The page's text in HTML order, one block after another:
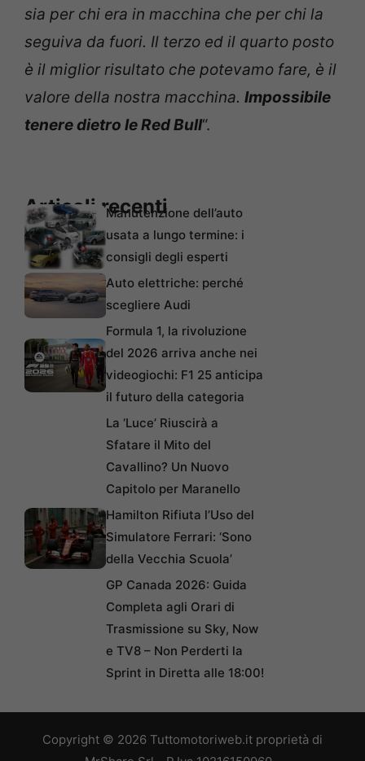
sia per chi era in macchina che per chi la
seguiva da fuori. Il terzo ed il quarto posto
è il miglior risultato che potevamo fare, è il
valore della nostra macchina. Impossibile
tenere dietro le Red Bull“.
Articoli recentiManutenzione dell’auto
usata a lungo termine: i
consigli degli esperti
Auto elettriche: perché
scegliere Audi
Formula 1, la rivoluzione
del 2026 arriva anche nei
videogiochi: F1 25 anticipa
il futuro della categoria
La ‘Luce’ Riuscirà a
Sfatare il Mito del
Cavallino? Un Nuovo
Capitolo per Maranello
Hamilton Rifiuta l’Uso del
Simulatore Ferrari: ‘Sono
della Vecchia Scuola’
GP Canada 2026: Guida
Completa agli Orari di
Trasmissione su Sky, Now
e TV8 – Non Perderti la
Sprint in Diretta alle 18:00!
Copyright © 2026 Tuttomotoriweb.it proprietà di